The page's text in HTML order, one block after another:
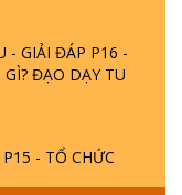
- GIẢI ĐÁP P16 -
ĐẠO DẠY TU
- TỔ CHỨC
ĐẠO PHẬT KHI